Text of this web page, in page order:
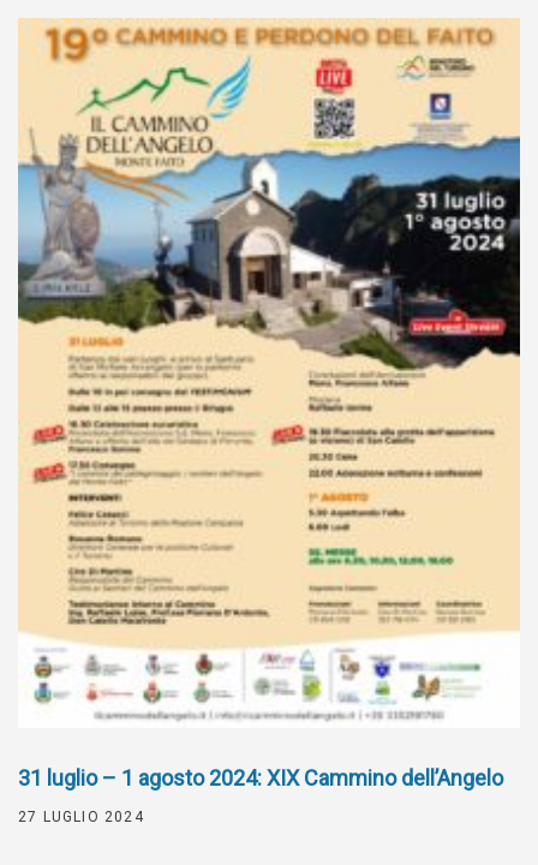
31 luglio – 1 agosto 2024: XIX Cammino dell’Angelo
27 LUGLIO 2024